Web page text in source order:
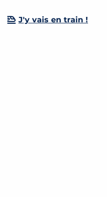
J'y vais en train !